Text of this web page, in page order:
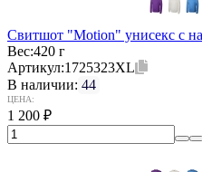
Свитшот "Motion" унисекс с
Вес:420 г
Артикул:1725323XL
В наличии: 44
ЦЕНА:
1 200 ₽